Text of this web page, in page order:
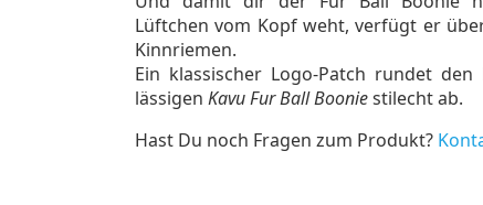
Lüftchen vom Kopf weht, verfügt er
Kinnriemen.
Ein klassischer Logo-Patch rundet
lässigen Kavu Fur Ball Booniestilecht ab.
Hast Du noch Fragen zum Produkt?